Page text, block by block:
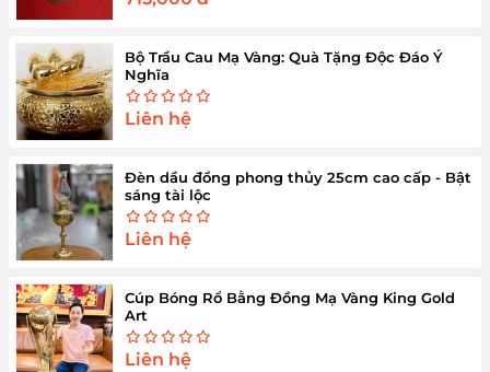
Bộ Trầu Cau Mạ Vàng: Quà Tặng Độc Đáo Ý
Nghĩa
Liên hệ
Đèn dầu đồng phong thủy 25cm cao cấp - Bật
sáng tài lộc
Liên hệ
Cúp Bóng Rổ Bằng Đồng Mạ Vàng King Gold
Art
Liên hệ